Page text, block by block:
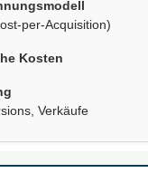
per-Acquisition)
Verkäufe